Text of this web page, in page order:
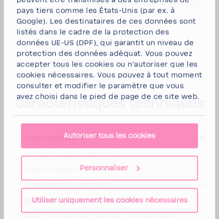
pays tiers comme les États-​Unis (par ex. à
Google). Les desti­na­taires de ces données sont
listés dans le cadre de la protec­tion des
données UE-US (DPF), qui garantit un niveau de
protec­tion des données adéquat. Vous pouvez
accepter tous les cookies ou n'au­to­riser que les
cookies néces­saires. Vous pouvez à tout moment
consulter et modi­fier le para­mètre que vous
avez choisi dans le pied de page de ce site web.
Autoriser tous les cookies
Personnaliser
Utiliser uniquement les cookies nécessaires
Chan­ge­ment aisé du filtre, sans
outil
Télé­charger l'ap­pli­ca­tion
Carac­té­ris­tiques tech­niques
Carac­té­ris­tiques
Perfor­mances du perméat
Taux de réten­tion du sel
Condi­tions de fonc­tion­ne­ment